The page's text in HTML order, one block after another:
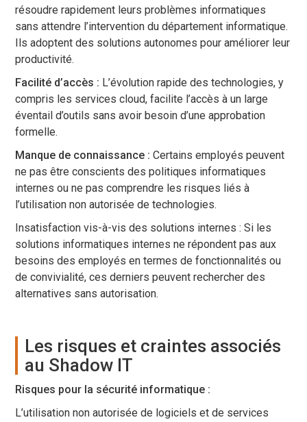
résoudre rapidement leurs problèmes informatiques
sans attendre l’intervention du département informatique.
Ils adoptent des solutions autonomes pour améliorer leur
productivité.
Facilité d’accès : L’évolution rapide des technologies, y
compris les services cloud, facilite l’accès à un large
éventail d’outils sans avoir besoin d’une approbation
formelle.
Manque de connaissance : Certains employés peuvent
ne pas être conscients des politiques informatiques
internes ou ne pas comprendre les risques liés à
l’utilisation non autorisée de technologies.
Insatisfaction vis-à-vis des solutions internes : Si les
solutions informatiques internes ne répondent pas aux
besoins des employés en termes de fonctionnalités ou
de convivialité, ces derniers peuvent rechercher des
alternatives sans autorisation.
Les risques et craintes associés
au Shadow IT
Risques pour la sécurité informatique :
L’utilisation non autorisée de logiciels et de services